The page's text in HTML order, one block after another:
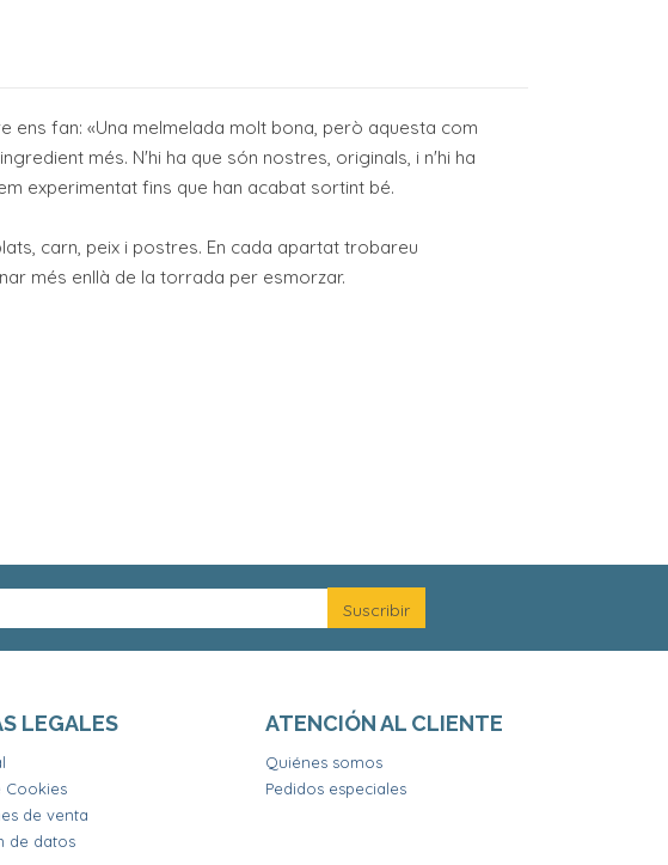
fan: «Una melmelada molt bona, però aquesta com
més. N'hi ha que són nostres, originals, i n'hi ha
experimentat fins que han acabat sortint bé.
carn, peix i postres. En cada apartat trobareu
més enllà de la torrada per esmorzar.
LEGALES
Cookies
de venta
de datos
ATENCIÓN AL CLIENTE
Quiénes somos
Pedidos especiales